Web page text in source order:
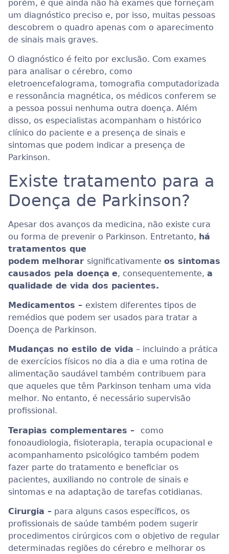
porém, é que ainda não há exames que forneçam
um diagnóstico preciso e, por isso, muitas pessoas
descobrem o quadro apenas com o aparecimento
de sinais mais graves.
O diagnóstico é feito por exclusão. Com exames
para analisar o cérebro, como
eletroencefalograma, tomografia computadorizada
e ressonância magnética, os médicos conferem se
a pessoa possui nenhuma outra doença. Além
disso, os especialistas acompanham o histórico
clínico do paciente e a presença de sinais e
sintomas que podem indicar a presença de
Parkinson.
Existe tratamento para a
Doença de Parkinson?
Apesar dos avanços da medicina, não existe cura
ou forma de prevenir o Parkinson. Entretanto, há
tratamentos que
podem melhorar significativamente os sintomas
causados pela doença e, consequentemente, a
qualidade de vida dos pacientes.
Medicamentos – existem diferentes tipos de
remédios que podem ser usados para tratar a
Doença de Parkinson.
Mudanças no estilo de vida – incluindo a prática
de exercícios físicos no dia a dia e uma rotina de
alimentação saudável também contribuem para
que aqueles que têm Parkinson tenham uma vida
melhor. No entanto, é necessário supervisão
profissional.
Terapias complementares – como
fonoaudiologia, fisioterapia, terapia ocupacional e
acompanhamento psicológico também podem
fazer parte do tratamento e beneficiar os
pacientes, auxiliando no controle de sinais e
sintomas e na adaptação de tarefas cotidianas.
Cirurgia – para alguns casos específicos, os
profissionais de saúde também podem sugerir
procedimentos cirúrgicos com o objetivo de regular
determinadas regiões do cérebro e melhorar os